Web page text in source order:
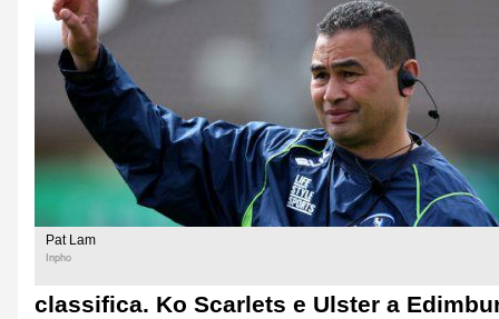
Pat Lam
Inpho
classifica. Ko Scarlets e Ulster a